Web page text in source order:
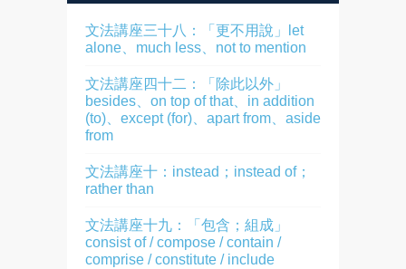
文法講座三十八：「更不用說」let
alone、much less、not to mention
文法講座四十二：「除此以外」
besides、on top of that、in addition
(to)、except (for)、apart from、aside
from
文法講座十：instead；instead of；
rather than
文法講座十九：「包含；組成」
consist of / compose / contain /
comprise / constitute / include